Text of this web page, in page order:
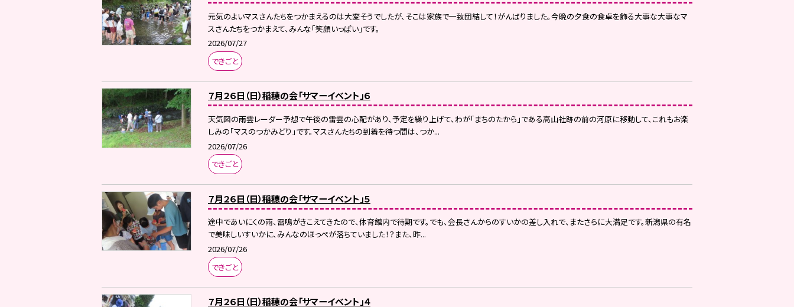
元気のよいマスさんたちをつかまえるのは大変そうでしたが、そこは家族で一致団結して！がんばりました。今晩の夕食の食卓を飾る大事な大事なマ
スさんたちをつかまえて、みんな「笑顔いっぱい」です。
2026/07/27
できごと
７月２６日（日）稲穂の会「サマーイベント」６
天気図の雨雲レーダー予想で午後の雷雲の心配があり、予定を繰り上げて、わが「まちのたから」である高山社跡の前の河原に移動して、これもお楽
しみの「マスのつかみどり」です。マスさんたちの到着を待つ間は、つか...
2026/07/26
できごと
７月２６日（日）稲穂の会「サマーイベント」５
途中であいにくの雨、雷鳴がきこえてきたので、体育館内で待期です。でも、会長さんからのすいかの差し入れで、またさらに大満足です。新潟県の有名
で美味しいすいかに、みんなのほっぺが落ちていました！？また、昨...
2026/07/26
できごと
７月２６日（日）稲穂の会「サマーイベント」４